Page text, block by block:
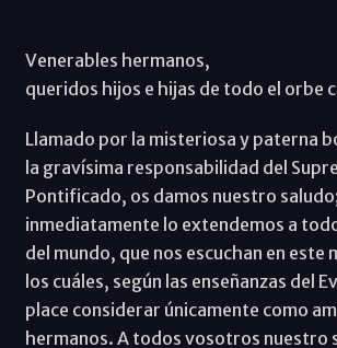
Venerables hermanos,
queridos hijos e hijas de todo el orbe
Llamado por la misteriosa y paterna
la gravísima responsabilidad del
Pontificado, os damos nuestro
inmediatamente lo extendemos a
del mundo, que nos escuchan en este
los cuáles, según las enseñanzas del
place considerar únicamente como
hermanos. A todos vosotros nuestro